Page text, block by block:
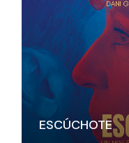
ESCÚCHOTE